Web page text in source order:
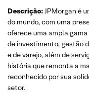
Descrição:JPMorgan é
do mundo, com uma
oferece uma ampla
de investimento, gestão
e de varejo, além de
história que remonta a
reconhecido por sua
setor.